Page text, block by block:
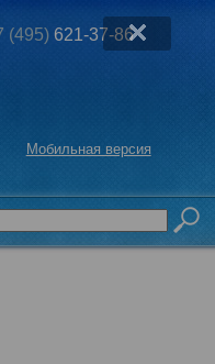
(495) 621-37-86
Мобильная версия